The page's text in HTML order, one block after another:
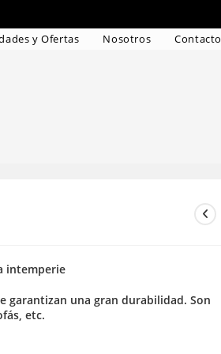
y Ofertas Nosotros Contacto
intemperie
garantizan una gran durabilidad. Son
etc.